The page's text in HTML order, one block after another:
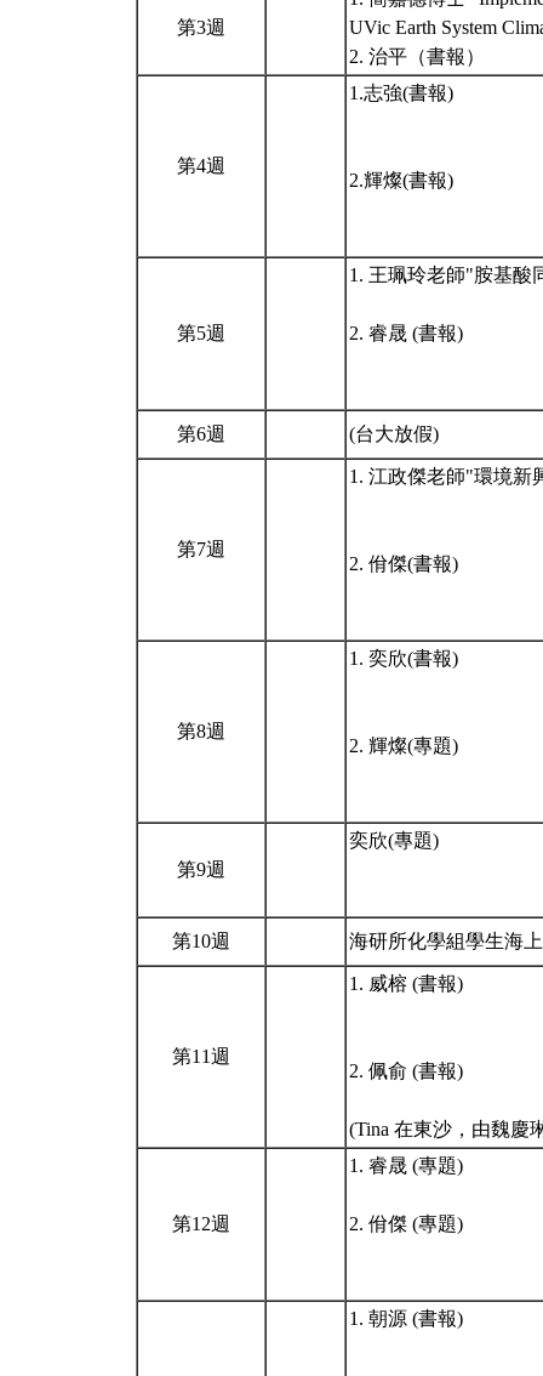
第3週
UVic Earth System
2. 治平（書報）
第4週
1.志強(書報)
2.輝燦(書報)
第5週
1. 王珮玲老師"胺基酸
2. 睿晟 (書報)
第6週 (台大放假)
第7週
1. 江政傑老師"環境新
2. 佾傑(書報)
第8週
1. 奕欣(書報)
2. 輝燦(專題)
第9週
奕欣(專題)
第10週 海研所化學組學生海
第11週
1. 威榕 (書報)
2. 佩俞 (書報)
(Tina 在東沙，由魏慶
第12週
1. 睿晟 (專題)
2. 佾傑 (專題)
1. 朝源 (書報)